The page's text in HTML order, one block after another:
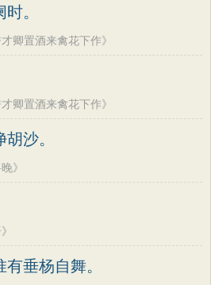
。
卿置酒来禽花下作》
卿置酒来禽花下作》
沙。
》
垂杨自舞。